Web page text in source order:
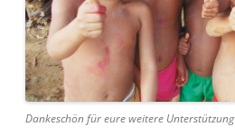
Dankeschön für eure weitere Unterstützung